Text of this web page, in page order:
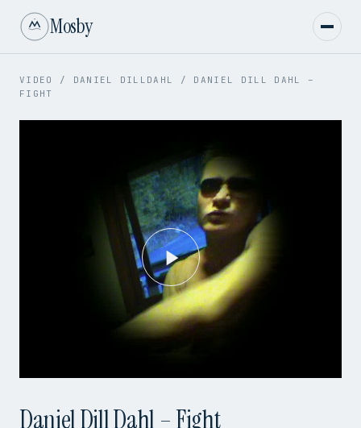
Mosby
VIDEO / DANIEL DILLDAHL / DANIEL DILL DAHL –
FIGHT
Play
Video
Daniel Dill Dahl – Fight